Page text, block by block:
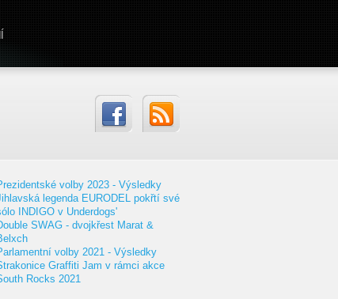
volby 2023 - Výsledky
legenda EURODEL pokřtí své
INDIGO v Underdogs'
SWAG - dvojkřest Marat &
volby 2021 - Výsledky
Graffiti Jam v rámci akce
Rocks 2021